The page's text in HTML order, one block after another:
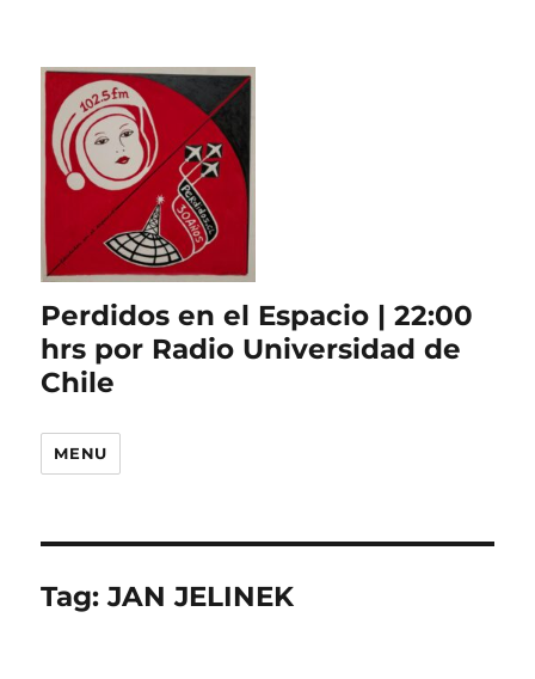
Perdidos en el Espacio | 22:00
hrs por Radio Universidad de
Chile
MENU
Tag:JAN JELINEK